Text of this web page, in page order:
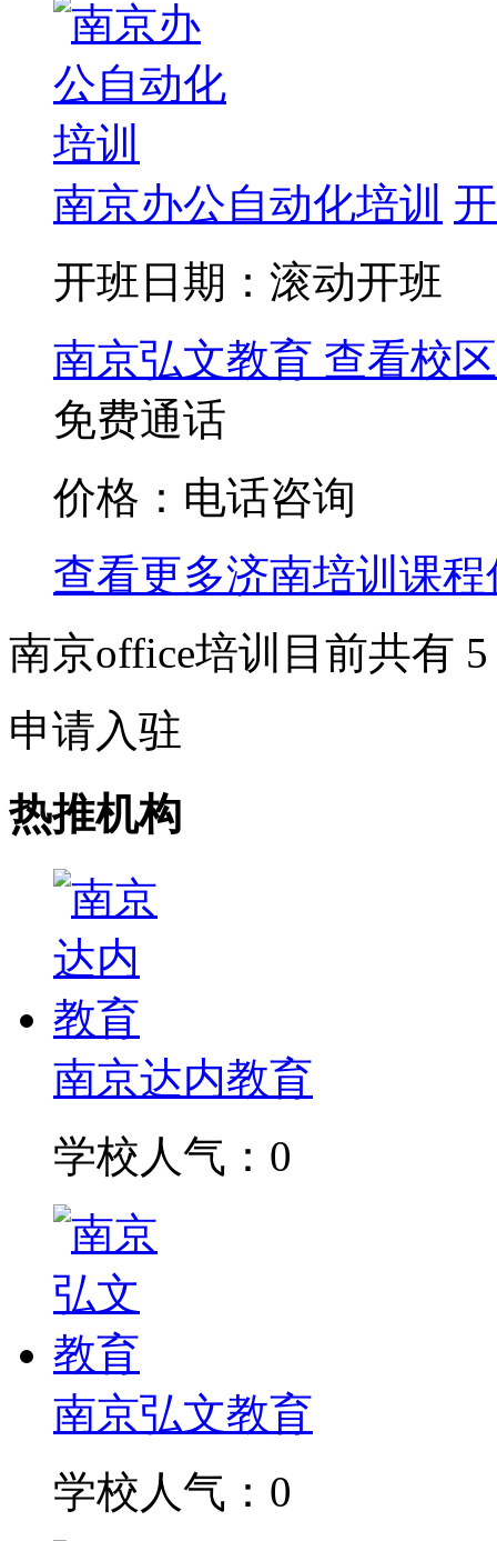
南京办公自动化培训
开班日期：滚动开班
南京弘文教育 查看校区
免费通话
价格：电话咨询
查看更多济南培训课程
南京office培训目前共有 5
申请入驻
热推机构
南京达内教育
学校人气：0
南京弘文教育
学校人气：0